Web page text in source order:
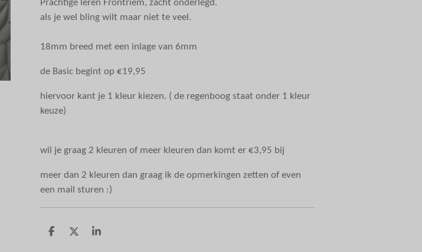
Prachtige leren Frontriem, zacht onderlegd.
als je wel bling wilt maar niet te veel.
18mm breed met een inlage van 6mm
de Basic begint op €19,95
hiervoor kant je 1 kleur kiezen. ( de regenboog staat onder 1 kleur
keuze)
wil je graag 2 kleuren of meer kleuren dan komt er €3,95 bij
meer dan 2 kleuren dan graag ik de opmerkingen zetten of even
een mail sturen :)
D
D
S